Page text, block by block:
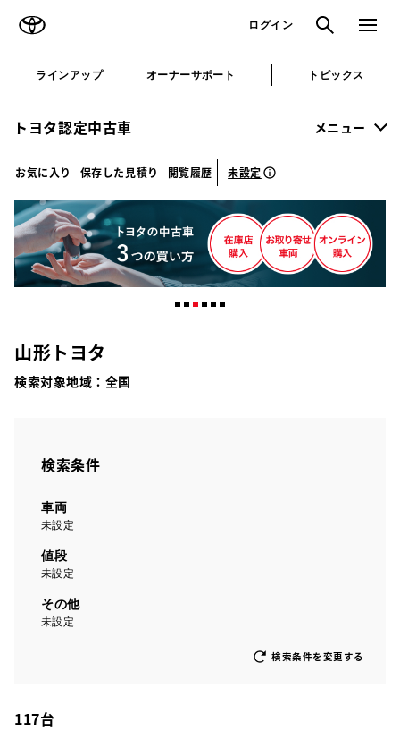
ログイン 検索 メニュ
ラインアップ オーナーサポート トピックス
トヨタ認定中古車 メニュー
お気に入り 保存した見積り 閲覧履歴 未設定
山形トヨタ
検索対象地域： 全国
検索条件
車両
未設定
値段
未設定
その他
未設定
検索条件を変更する
117台